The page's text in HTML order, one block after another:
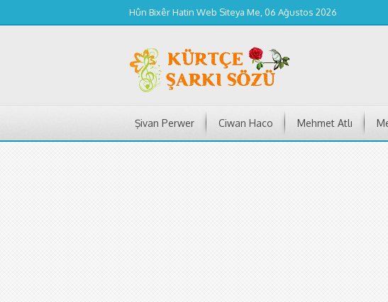
Hûn Bixêr Hatin Web Siteya Me, 06 Ağustos 2026
Şivan Perwer Ciwan Haco Mehmet Atlı